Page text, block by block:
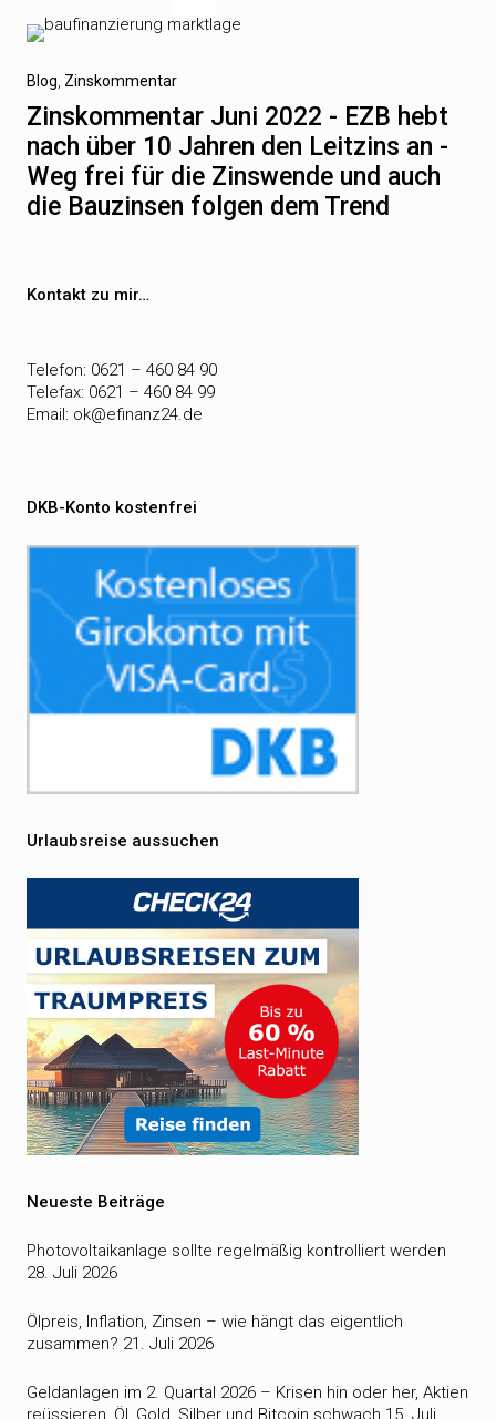
Nächster
Beitrag
Blog Zinskommentar
Zinskommentar Juni 2022 - EZB hebt
nach über 10 Jahren den Leitzins an -
Weg frei für die Zinswende und auch
die Bauzinsen folgen dem Trend
Kontakt zu mir…
Telefon: 0621 – 460 84 90
Telefax: 0621 – 460 84 99
Email: ok@efinanz24.de
DKB-Konto kostenfrei
Urlaubsreise aussuchen
Neueste Beiträge
Photovoltaikanlage sollte regelmäßig kontrolliert werden
28. Juli 2026
Ölpreis, Inflation, Zinsen – wie hängt das eigentlich
zusammen? 21. Juli 2026
Geldanlagen im 2. Quartal 2026 – Krisen hin oder her, Aktien
reüssieren, Öl, Gold, Silber und Bitcoin schwach 15. Juli